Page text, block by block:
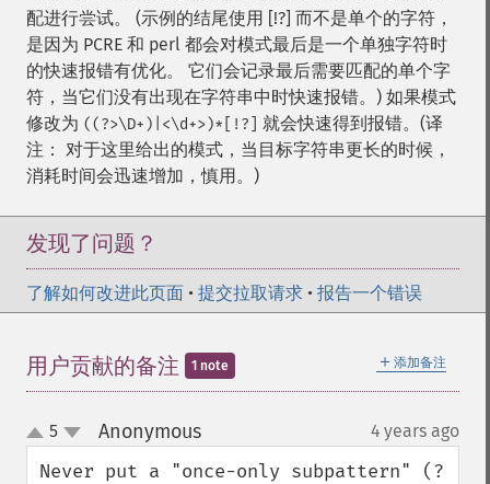
配进行尝试。 (示例的结尾使用 [!?] 而不是单个的字符，
是因为 PCRE 和 perl 都会对模式最后是一个单独字符时
的快速报错有优化。 它们会记录最后需要匹配的单个字
符，当它们没有出现在字符串中时快速报错。) 如果模式
修改为 ((?>\D+)|<\d+>)*[!?]
就会快速得到报错。(译
注： 对于这里给出的模式，当目标字符串更长的时候，
消耗时间会迅速增加，慎用。)
发现了问题？
了解如何改进此页面 • 提交拉取请求 • 报告一个错误
＋ 添加备注
用户贡献的备注 1 note
up
down
5 Anonymous¶ 4 years ago
Never put a "once-only subpattern" (?